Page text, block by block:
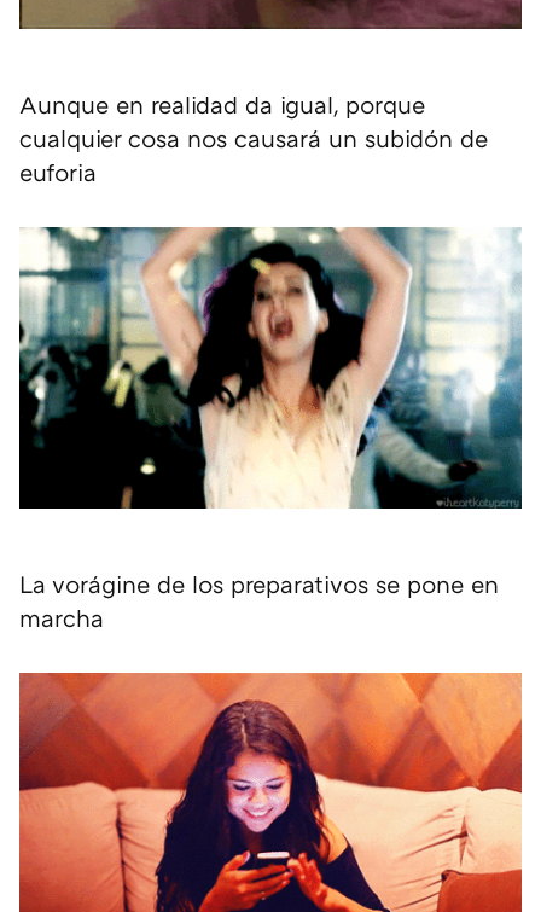
Aunque en realidad da igual, porque
cualquier cosa nos causará un subidón de
euforia
La vorágine de los preparativos se pone en
marcha